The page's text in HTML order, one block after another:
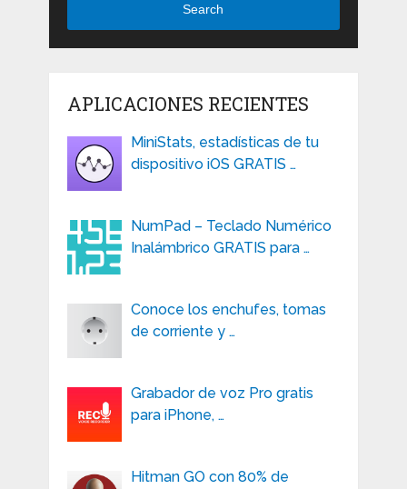
Search
APLICACIONES RECIENTES
MiniStats, estadísticas de tu
dispositivo iOS GRATIS …
NumPad – Teclado Numérico
Inalámbrico GRATIS para …
Conoce los enchufes, tomas
de corriente y …
Grabador de voz Pro gratis
para iPhone, …
Hitman GO con 80% de